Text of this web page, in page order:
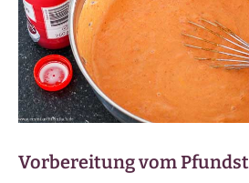
Vorbereitung vom